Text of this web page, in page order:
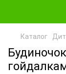
Каталог